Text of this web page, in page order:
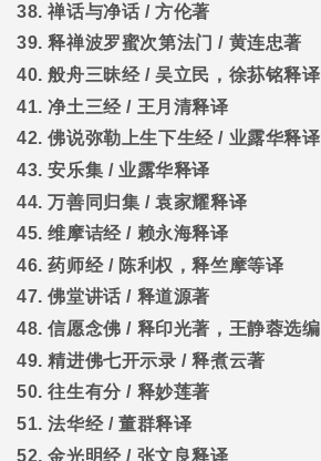
38.禅话与净话 /方伦著
39.释禅波罗蜜次第法门 / 黄连忠著
40.般舟三昧经/吴立民，徐荪铭释译
41.净土三经/ 王月清释译
42.佛说弥勒上生下生经/ 业露华释译
43.安乐集 /业露华释译
44.万善同归集 /袁家耀释译
45.维摩诘经/ 赖永海释译
46.药师经/ 陈利权，释竺摩等译
47.佛堂讲话 / 释道源著
48.信愿念佛 / 释印光著，王静蓉选编
49.精进佛七开示录 /释煮云著
50.往生有分 / 释妙莲著
51.法华经/董群释译
52.金光明经/ 张文良释译